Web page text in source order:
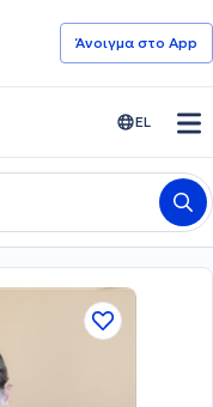
Άνοιγμα στο App
EL